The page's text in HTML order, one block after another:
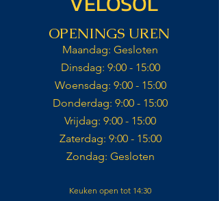
OPENINGS UREN
Maandag: Gesloten​
Dinsdag: 9:00 - 15:00​
Woensdag: 9:00 - 15:00​
Donderdag: 9:00 - 15:00​
Vrijdag: 9:00 - 15:00​
Zaterdag: 9:00 - 15:00​​
Zondag: Gesloten​
Keuken open tot 14:30